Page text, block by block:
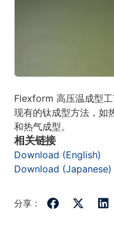
Flexform 高压温成型
现有的钛成型方法，如
和热气成型。
相关链接
Download (English)
Download (Japanese)
分享：